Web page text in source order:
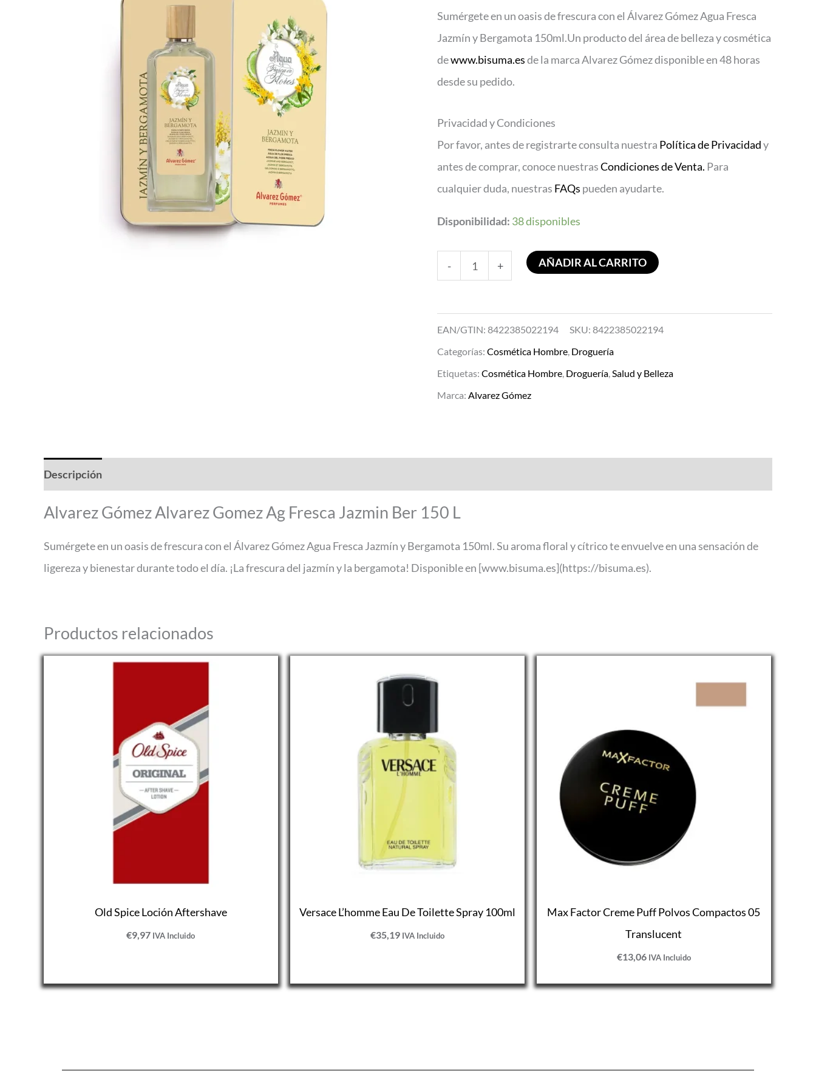
Sumérgete en un oasis de frescura con el Álvarez Gómez Agua Fresca
Jazmín y Bergamota 150ml.Un producto del área de belleza y cosmética
dewww.bisuma.esde la marca Alvarez Gómez disponible en 48 horas
desde su pedido.
Privacidad y Condiciones
Por favor, antes de registrarte consulta nuestra Política de Privacidady
antes de comprar, conoce nuestrasCondiciones de Venta. Para
cualquier duda, nuestras FAQs pueden ayudarte.
Disponibilidad: 38 disponibles
-
Jazmin
Ber
150
L
+ AÑADIR AL CARRITO
EAN/GTIN: 8422385022194 SKU: 8422385022194
Categorías: Cosmética Hombre, Droguería
Etiquetas: Cosmética Hombre, Droguería,Salud y Belleza
Marca: Alvarez Gómez
Descripción
Alvarez Gómez Alvarez Gomez Ag Fresca Jazmin Ber 150 L
Sumérgete en un oasis de frescura con el Álvarez Gómez Agua Fresca Jazmín y Bergamota 150ml. Su aroma floral y cítrico te envuelve en una sensación de
ligereza y bienestar durante todo el día. ¡La frescura del jazmín y la bergamota! Disponible en [www.bisuma.es](https://bisuma.es).
Productos relacionados
Old Spice Loción Aftershave
€9,97 IVA Incluido
Versace L’homme Eau De Toilette Spray 100ml
€35,19 IVA Incluido
Max Factor Creme Puff Polvos Compactos 05
Translucent
€13,06 IVA Incluido